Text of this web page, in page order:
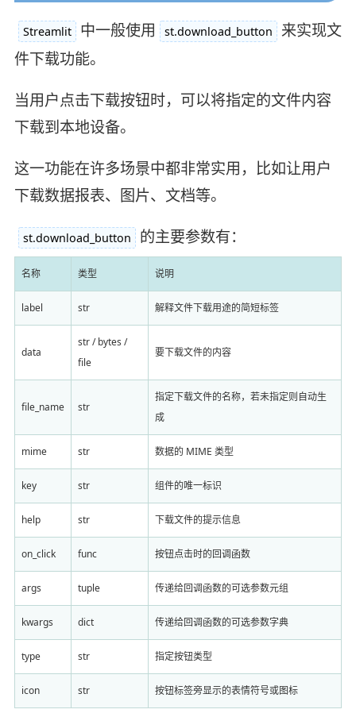
Streamlit 中一般使用 st.download_button
来实现文
件下载功能。
当用户点击下载按钮时，可以将指定的文件内容
下载到本地设备。
这一功能在许多场景中都非常实用，比如让用户
下载数据报表、图片、文档等。
st.download_button 的主要参数有：
名称 类型 说明
label str 解释文件下载用途的简短标签
data
str / bytes /
file
要下载文件的内容
file_name str
指定下载文件的名称，若未指定则自动生
成
mime str 数据的 MIME 类型
key str 组件的唯一标识
help str 下载文件的提示信息
on_click func 按钮点击时的回调函数
args tuple 传递给回调函数的可选参数元组
kwargs dict 传递给回调函数的可选参数字典
type str 指定按钮类型
icon str 按钮标签旁显示的表情符号或图标